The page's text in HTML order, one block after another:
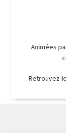
Animées
Retrouvez-